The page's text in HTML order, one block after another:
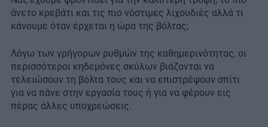
άνετο κρεβάτι και τις πιο νόστιμες λιχουδιές αλλά τι
κάνουμε όταν έρχεται η ώρα της βόλτας;
Λόγω των γρήγορων ρυθμών της καθημερινότητας, οι
περισσότεροι κηδεμόνες σκύλων βιάζονται να
τελειώσουν τη βόλτα τους και να επιστρέψουν σπίτι
για να πάνε στην εργασία τους ή για να φέρουν εις
πέρας άλλες υποχρεώσεις.